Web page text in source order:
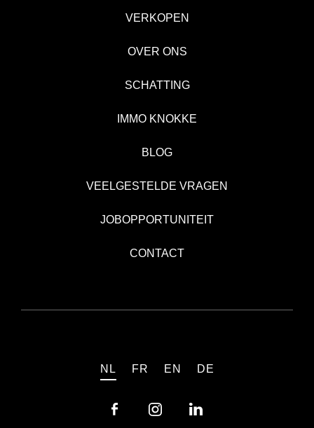
VERKOPEN
OVER ONS
SCHATTING
IMMO KNOKKE
BLOG
VEELGESTELDE VRAGEN
JOBOPPORTUNITEIT
CONTACT
NL FR EN DE